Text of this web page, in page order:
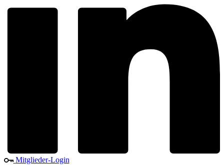
Mitglieder-Login